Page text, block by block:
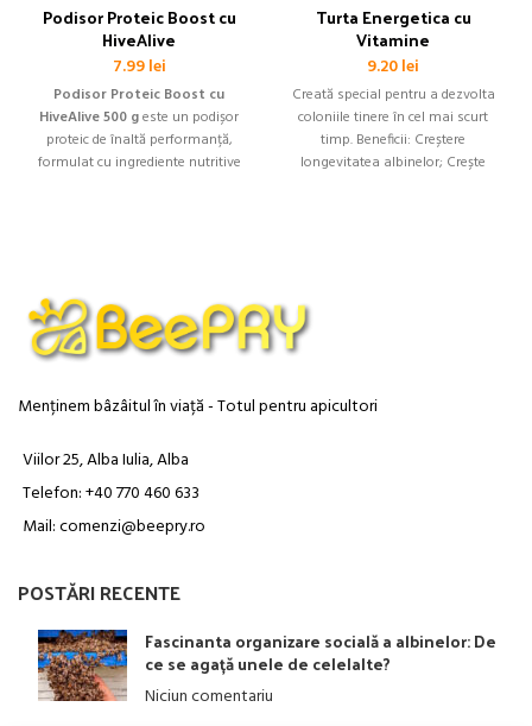
Podisor Proteic Boost cu
HiveAlive
7.99lei
Podisor Proteic Boost cu
HiveAlive 500 geste un podișor
proteic de înaltă performanță,
formulat cu ingrediente nutritive
regenerarea rapidă a familiei de
albine.
Turta Energetica cu
Vitamine
9.20lei
Creată special pentru a dezvolta
coloniile tinere în cel mai scurt
timp. Beneficii: Creștere
longevitatea albinelor; Crește
Menținem bâzâitul în viață - Totul pentru apicultori
Viilor 25, Alba Iulia, Alba
Telefon: +40 770 460 633
Mail: comenzi@beepry.ro
POSTĂRI RECENTE
Fascinanta organizare socială a albinelor: De
ce se agață unele de celelalte?
Niciun comentariu